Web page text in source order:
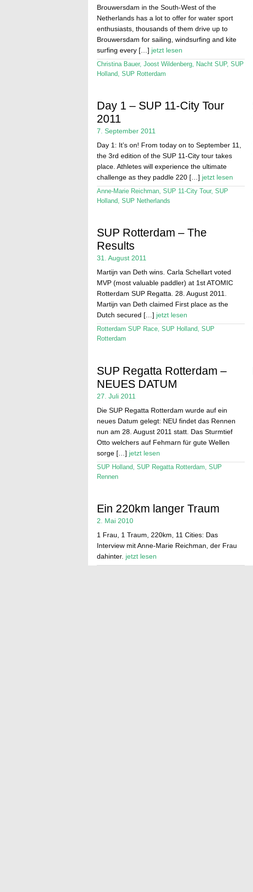
Brouwersdam in the South-West of the
Netherlands has a lot to offer for water sport
enthusiasts, thousands of them drive up to
Brouwersdam for sailing, windsurfing and kite
surfing every […] jetzt lesen
Christina Bauer, Joost Wildenberg, Nacht SUP, SUP
Holland
SUP Rotterdam
Day 1 – SUP 11-City Tour
2011
7. September 2011
Day 1: It’s on! From today on to September 11,
the 3rd edition of the SUP 11-City tour takes
place. Athletes will experience the ultimate
challenge as they paddle 220 […] jetzt lesen
Anne-Marie Reichman, SUP 11-City Tour, SUP
Holland, SUP Netherlands
SUP Rotterdam – The
Results
31. August 2011
Martijn van Deth wins. Carla Schellart voted
MVP (most valuable paddler) at 1st ATOMIC
Rotterdam SUP Regatta. 28. August 2011.
Martijn van Deth claimed First place as the
Dutch secured […] jetzt lesen
Rotterdam SUP Race, SUP Holland, SUP
Rotterdam
SUP Regatta Rotterdam –
NEUES DATUM
27. Juli 2011
Die SUP Regatta Rotterdam wurde auf ein
neues Datum gelegt: NEU findet das Rennen
nun am 28. August 2011 statt. Das Sturmtief
Otto welchers auf Fehmarn für gute Wellen
sorge […] jetzt lesen
SUP Holland SUP Regatta Rotterdam
SUP
Rennen
Ein 220km langer Traum
2. Mai 2010
1 Frau, 1 Traum, 220km, 11 Cities: Das
Interview mit Anne-Marie Reichman, der Frau
dahinter. jetzt lesen